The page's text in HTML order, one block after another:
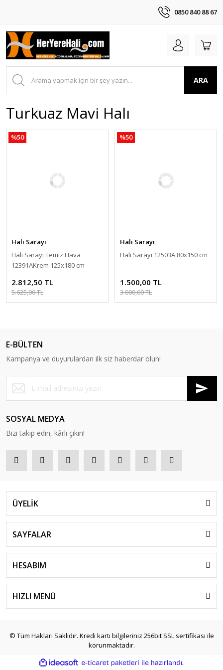
0850 840 88 67
ARA
Turkuaz Mavi Halı
%50
Halı Sarayı
Halı Sarayı Temiz Hava
12391AKrem 125x180 cm
2.812,50 TL
5.625,00 TL
%50
Halı Sarayı
Halı Sarayı 12503A 80x150 cm
1.500,00 TL
3.000,00 TL
E-BÜLTEN
Kampanya ve duyurulardan ilk siz haberdar olun!
SOSYAL MEDYA
Bizi takip edin, kârlı çıkın!
ÜYELİK
SAYFALAR
HESABIM
HIZLI MENÜ
© Tüm Hakları Saklıdır. Kredi kartı bilgileriniz 256bit SSL sertifikası ile
korunmaktadır.
ideasoft
e-